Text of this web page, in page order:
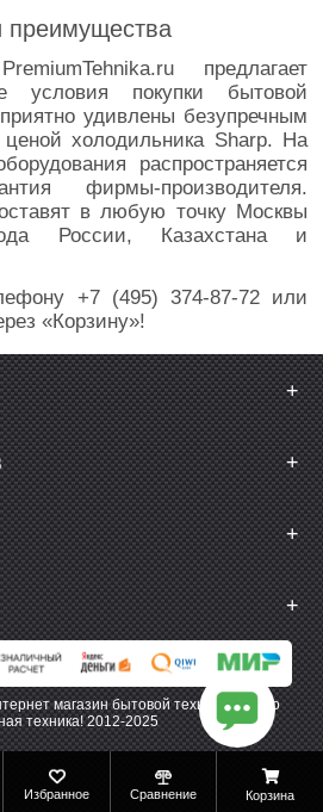
предлагает
условия покупки бытовой
удивлены безупречным
ценой холодильника Sharp. На
распространяется
фирмы-производителя.
в любую точку Москвы
России, Казахстана и
+7 (495) 374-87-72 или
«Корзину»!
Избранное Сравнение Корзина
+
+
+
+
магазин бытовой техники. Только
техника! 2012-2025